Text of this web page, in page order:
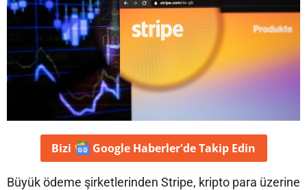
Contact / İletişim
Bizi Google Haberler'deTakip Edin
Büyük ödeme şirketlerinden Stripe, kripto para üzerine